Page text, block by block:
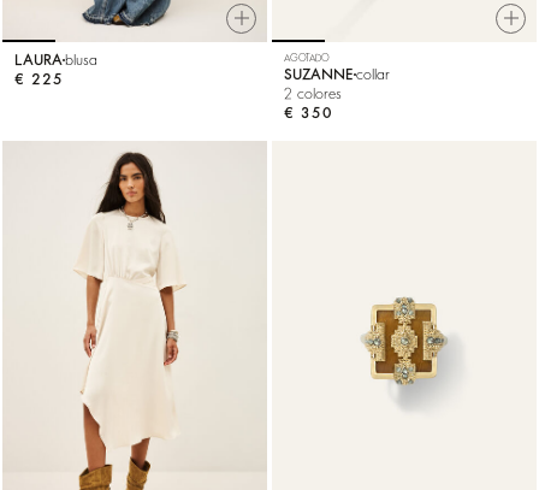
LAURA blusa
€ 225
AGOTADO
SUZANNE collar
2 colores
€ 350